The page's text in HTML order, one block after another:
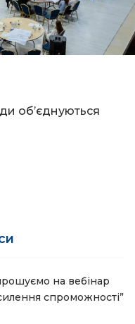
об’єднуються
на вебінар
спроможності”